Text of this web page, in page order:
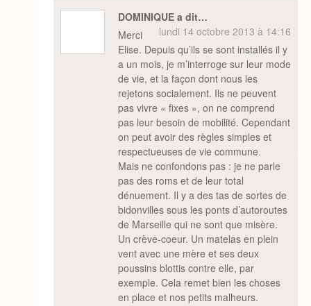
DOMINIQUE a dit…
lundi 14 octobre 2013 à 14:16
Merci
Elise. Depuis qu’ils se sont installés il y
a un mois, je m’interroge sur leur mode
de vie, et la façon dont nous les
rejetons socialement. Ils ne peuvent
pas vivre « fixes », on ne comprend
pas leur besoin de mobilité. Cependant
on peut avoir des règles simples et
respectueuses de vie commune.
Mais ne confondons pas : je ne parle
pas des roms et de leur total
dénuement. Il y a des tas de sortes de
bidonvilles sous les ponts d’autoroutes
de Marseille qui ne sont que misère.
Un crève-coeur. Un matelas en plein
vent avec une mère et ses deux
poussins blottis contre elle, par
exemple. Cela remet bien les choses
en place et nos petits malheurs.